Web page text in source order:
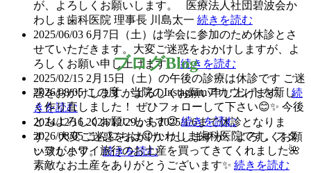
が、よろしくお願いします。 医療法人社団碧波会か
わしま歯科医院 理事長 川島太一 続きを読む
2025/06/03 6月7日（土）は学会に参加のため休診とさ
せていただきます。大変ご迷惑をおかけしますが、よ
ろしくお願い申し上げます。 続きを読む
2025/02/15 2月15日（土）の午後の診療は休診です ご迷
惑をおかけしますがよろしくお願い申し上げます。 続
きを読む
2024/12/162024/12/29から2025/1/6まで休診となりま
す。 大変ご迷惑をおかけいたしますが、よろしくお願
い致します。続きを読む
ブログBlog
2026/08/05この度、当院のInstagramアカウントを新し
く作り直しました！ ぜひフォローして下さい😊✨ 今後
ともよろしくお願いします😉続きを読む
2026/08/05こんにちは😊かわしま歯科医院です。⁡スタ
ッフがハワイ旅行のお土産を買ってきてくれました🌺
素敵なお土産をありがとうございます✨ 続きを読む